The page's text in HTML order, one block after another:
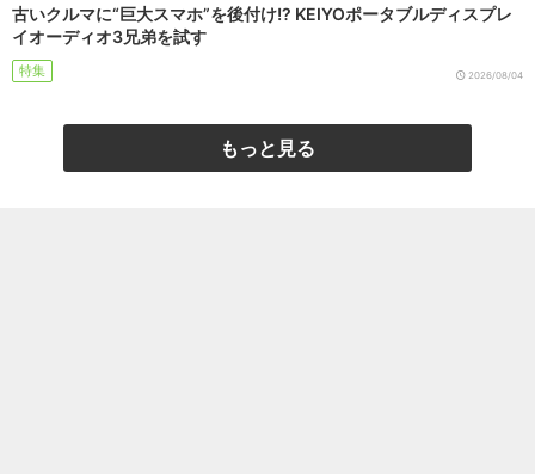
古いクルマに“巨大スマホ”を後付け!? KEIYOポータブルディスプレ
イオーディオ3兄弟を試す
特集 2026/08/04
もっと見る